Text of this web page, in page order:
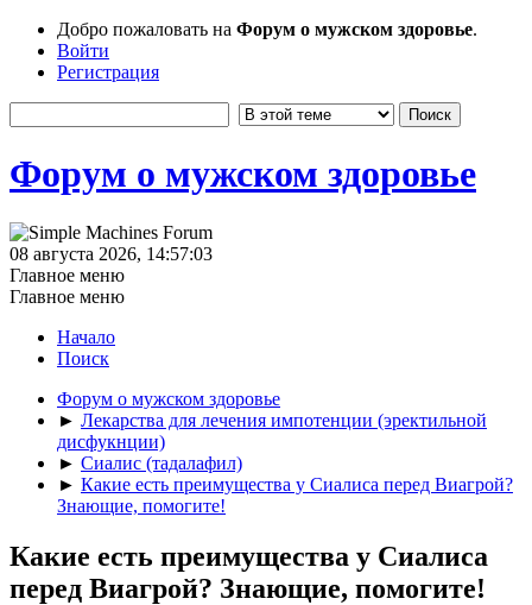
Добро пожаловать на Форум о мужском здоровье.
Войти
Регистрация
Форум о мужском здоровье
08 августа 2026, 14:57:03
Главное меню
Главное меню
Начало
Поиск
Форум о мужском здоровье
► Лекарства для лечения импотенции (эректильной
дисфукнции)
► Сиалис (тадалафил)
► Какие есть преимущества у Сиалиса перед Виагрой?
Знающие, помогите!
Какие есть преимущества у Сиалиса
перед Виагрой? Знающие, помогите!